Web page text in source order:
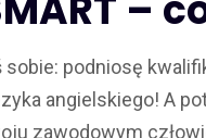
sobie: podniosę
angielskiego! A
zawodowym